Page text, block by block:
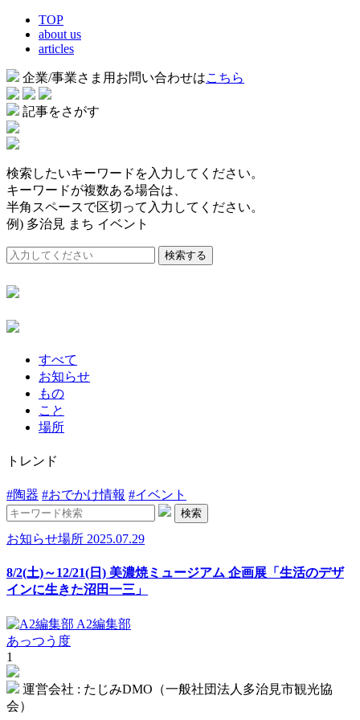
TOP
about us
articles
企業/事業さま用お問い合わせはこちら
記事をさがす
検索したいキーワードを入力してください。
キーワードが複数ある場合は、
半角スペースで区切って入力してください。
例) 多治見 まち イベント
検索する
すべて
お知らせ
もの
こと
場所
トレンド
#陶器 #おでかけ情報 #イベント
検索
お知らせ場所 2025.07.29
8/2(土)～12/21(日) 美濃焼ミュージアム 企画展「生活のデザ
インに生きた沼田一三」
A2編集部
あっつう度
1
運営会社 : たじみDMO（一般社団法人多治見市観光協
会）